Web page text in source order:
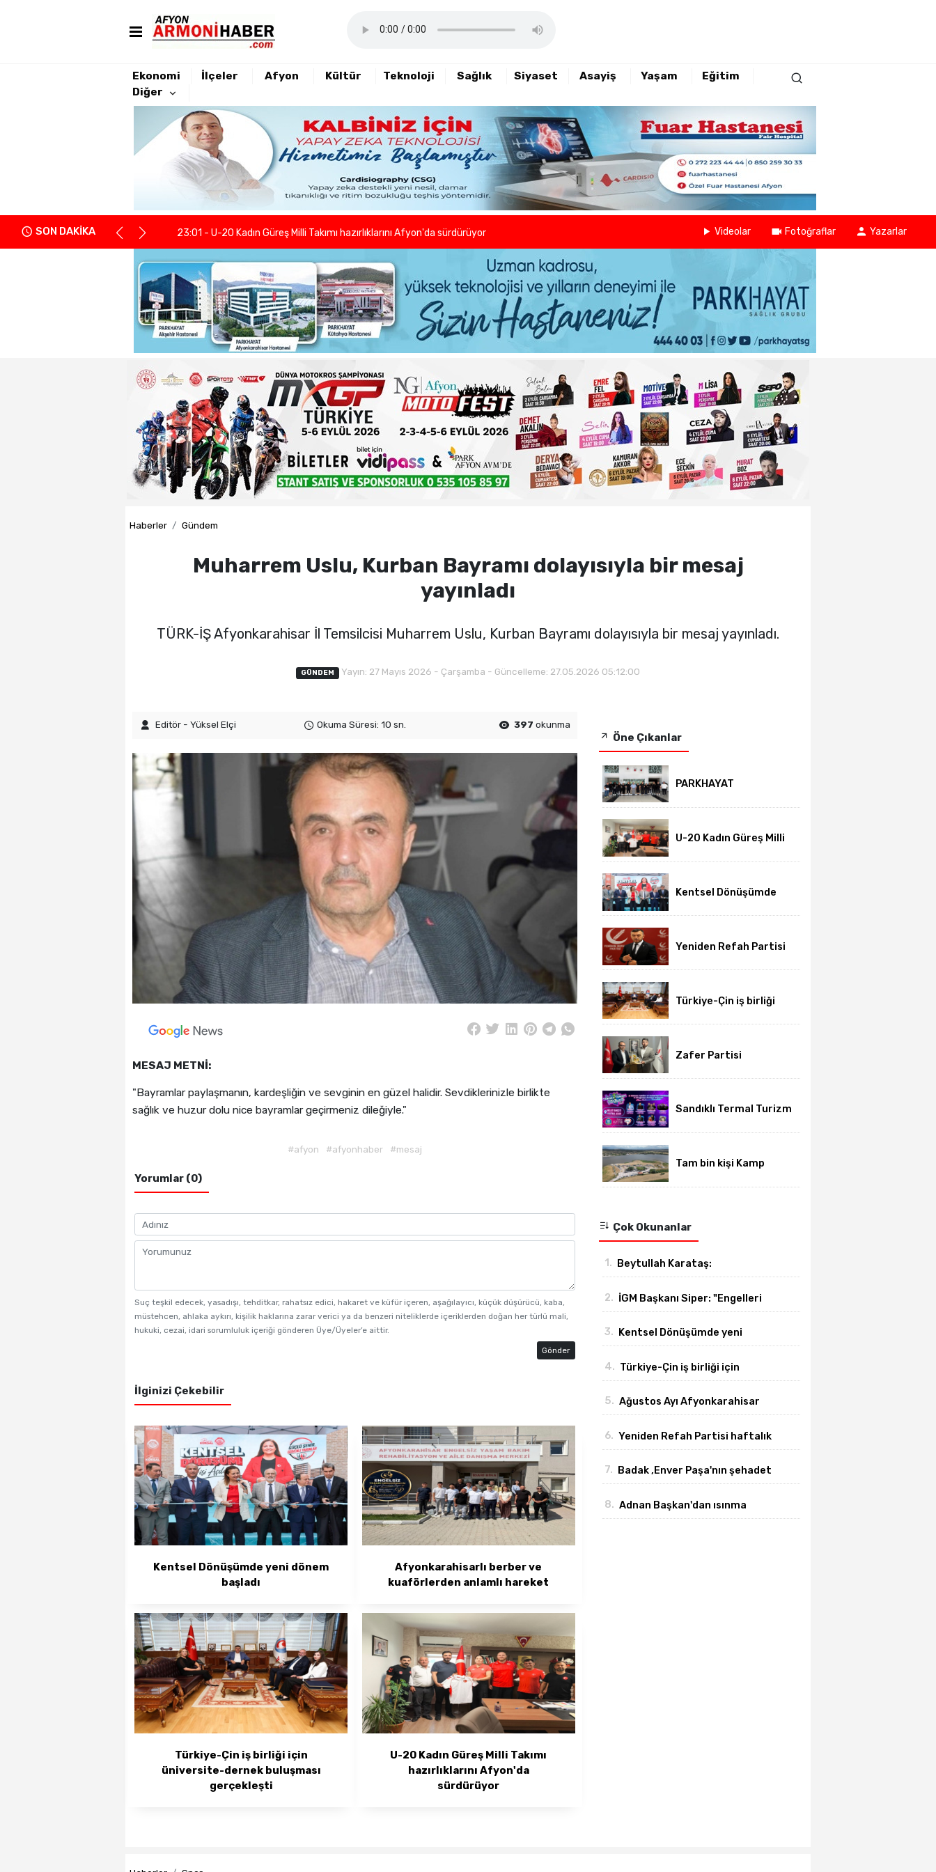
Ekonomi İlçeler Afyon Kültür Teknoloji Sağlık Siyaset Asayiş Yaşam
Eğitim
Diğer
SON DAKİKA
22:21 - Yeniden Refah Partisi haftalık basın açıklamasını yayımladı
23:08 - PARKHAYAT Hastanesi'nde sezon öncesi sağlık kontrolleri tamamlandı
23:04 - Afyonkarahisarlı berber ve kuaförlerden anlamlı hareket
23:01 - U-20 Kadın Güreş Milli Takımı hazırlıklarını Afyon'da sürdürüyor
22:55 - İGM Başkanı Siper: "Engelleri birlikte azaltıyoruz."
22:37 - Kentsel Dönüşümde yeni dönem başladı
22:29 - Adnan Başkan'dan ısınma sorunlarına kalıcı çözümler
22:26 - Badak ,Enver Paşa'nın şehadet yıldönümü sebebiyle bir mesajı yayımladı
22:21 - Yeniden Refah Partisi haftalık basın açıklamasını yayımladı
23:08 - PARKHAYAT Hastanesi'nde sezon öncesi sağlık kontrolleri tamamlandı
Videolar Fotoğraflar Yazarlar
Haberler Gündem
Muharrem Uslu, Kurban Bayramı dolayısıyla bir mesaj
yayınladı
TÜRK-İŞ Afyonkarahisar İl Temsilcisi Muharrem Uslu, Kurban Bayramı dolayısıyla bir mesaj yayınladı.
GÜNDEM Yayın: 27 Mayıs 2026 - Çarşamba - Güncelleme: 27.05.2026 05:12:00
Editör - Yüksel Elçi Okuma Süresi: 10 sn. 397 okunma
MESAJ METNİ:
"Bayramlar paylaşmanın, kardeşliğin ve sevginin en güzel halidir. Sevdiklerinizle birlikte
sağlık ve huzur dolu nice bayramlar geçirmeniz dileğiyle."
#afyon #afyonhaber #mesaj
Yorumlar (0)
Suç teşkil edecek, yasadışı, tehditkar, rahatsız edici, hakaret ve küfür içeren, aşağılayıcı, küçük düşürücü, kaba,
müstehcen, ahlaka aykırı, kişilik haklarına zarar verici ya da benzeri niteliklerde içeriklerden doğan her türlü mali,
hukuki, cezai, idari sorumluluk içeriği gönderen Üye/Üyeler’e aittir.
Gönder
İlginizi Çekebilir
Kentsel Dönüşümde yeni dönem
başladı
Afyonkarahisarlı berber ve
kuaförlerden anlamlı hareket
Türkiye-Çin iş birliği için
üniversite-dernek buluşması
gerçekleşti
U-20 Kadın Güreş Milli Takımı
hazırlıklarını Afyon'da
sürdürüyor
Öne Çıkanlar
PARKHAYAT
öncesi sağlık
tamamlandı
U-20 Kadın Güreş Milli
Afyon'da sürdürüyor
Kentsel Dönüşümde
Yeniden Refah Partisi
açıklamasını yayımladı
Türkiye-Çin iş birliği
buluşması gerçekleşti
Zafer Partisi
dönem başladı
Sandıklı Termal Turizm
başlıyor
Tam bin kişi Kamp
buluştu
Çok Okunanlar
1. Beytullah Karataş:
2. İGM Başkanı Siper: "Engelleri
3. Kentsel Dönüşümde yeni
4. Türkiye-Çin iş birliği için
gerçekleşti
5. Ağustos Ayı Afyonkarahisar
gerçekleşti
6. Yeniden Refah Partisi haftalık
7. Badak ,Enver Paşa'nın şehadet
yayımladı
8. Adnan Başkan'dan ısınma